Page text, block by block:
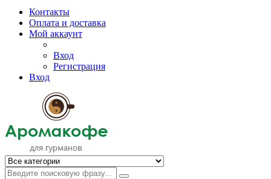
Контакты
Оплата и доставка
Мой аккаунт
Вход
Регистрация
Вход